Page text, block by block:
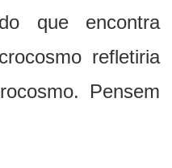
que encontra
refletiria
Pensem